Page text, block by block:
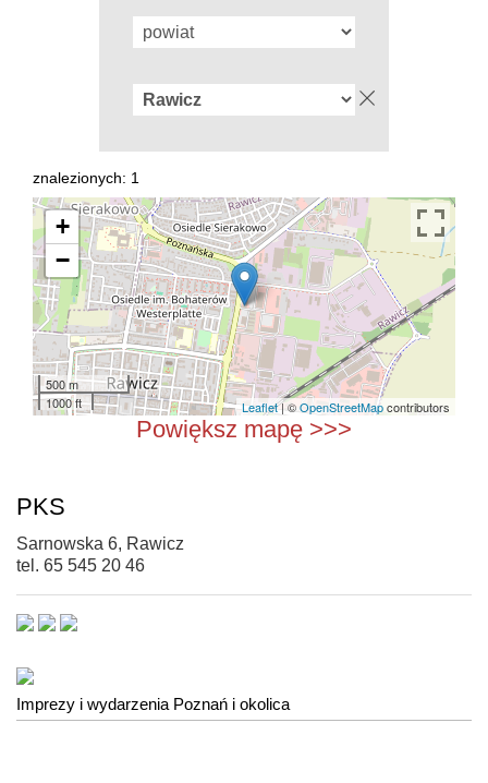
znalezionych: 1
+
−
500 m
1000 ft
Leaflet| ©OpenStreetMapcontributors
Powiększ mapę >>>
PKS
Sarnowska 6, Rawicz
tel. 65 545 20 46
Imprezy i wydarzenia Poznań i okolica